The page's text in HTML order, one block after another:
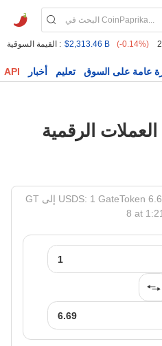
القيمة السوقية : $2,313.46 B (-0.14%)
API أخبار تعليم عامة على السوق
الرقمية
GT إلى USDS: 1 GateToken يساوي 6.69 USDS بتاريخ August
8 at